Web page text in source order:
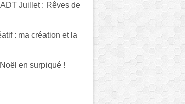
Juillet : Rêves de
: ma création et la
en surpiqué !